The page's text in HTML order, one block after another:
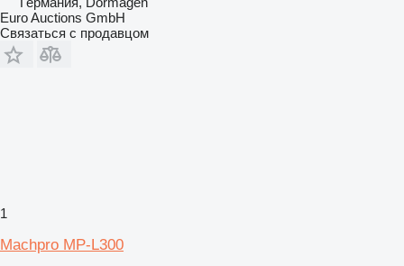
Euro Auctions GmbH
Связаться с продавцом
1
Machpro MP-L300